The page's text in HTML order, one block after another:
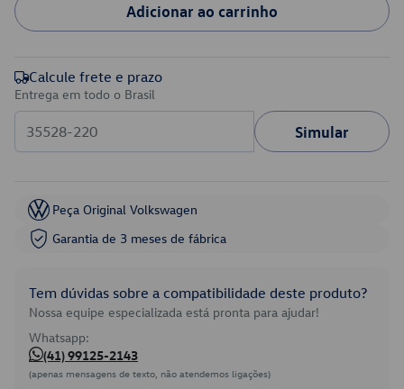
Adicionar ao carrinho
Calcule frete e prazo
Entrega em todo o Brasil
Simular
Peça Original Volkswagen
Garantia de 3 meses de fábrica
Tem dúvidas sobre a compatibilidade deste produto?
Nossa equipe especializada está pronta para ajudar!
Whatsapp:
(41) 99125-2143
(apenas mensagens de texto, não atendemos ligações)